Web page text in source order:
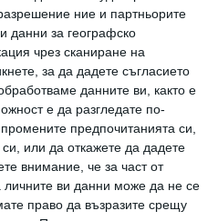
ние и партньорите
данни за географско
чрез сканиране на
за да дадете съгласието
данните ви, както е
е да разгледате по-
предпочитанията си,
или да откажете да дадете
внимание, че за част от
личните ви данни може да не се
право да възразите срещу
„Промени се всичко
някой се оказа,
или спазва някакъв
че колкото
повече
важното е да сме
Крауфорд. Тя не